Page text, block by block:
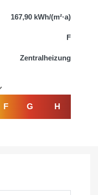
167,90 kWh/(m²·a)
F
Zentralheizung
F G H